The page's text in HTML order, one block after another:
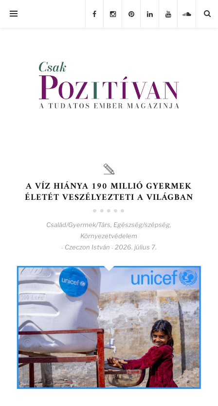
A VÍZ HIÁNYA 190 MILLIÓ GYERMEK
ÉLETÉT VESZÉLYEZTETI A VILÁGBAN
Család/Gyermek/Társ, Egészség/szépség,
Környezetvédelem
- Czeczon István - 2026. július 7.